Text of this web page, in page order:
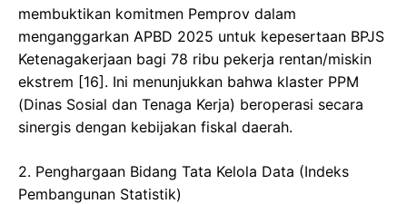
membuktikan komitmen Pemprov dalam
menganggarkan APBD 2025 untuk kepesertaan BPJS
Ketenagakerjaan bagi 78 ribu pekerja rentan/miskin
ekstrem [16]. Ini menunjukkan bahwa klaster PPM
(Dinas Sosial dan Tenaga Kerja) beroperasi secara
sinergis dengan kebijakan fiskal daerah.
​2. Penghargaan Bidang Tata Kelola Data (Indeks
Pembangunan Statistik)